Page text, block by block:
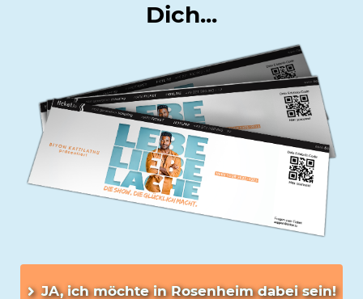
Dich...
JA, ich möchte in Rosenheim dabei sein!